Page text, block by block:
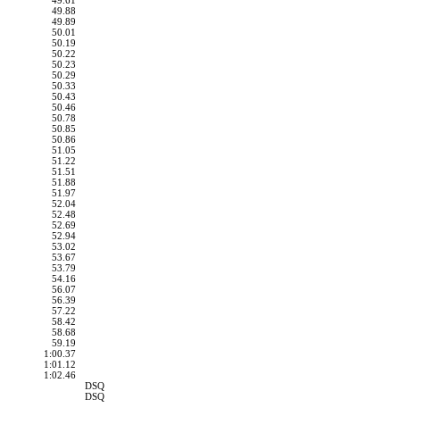
49.88
49.89
50.01
50.19
50.22
50.23
50.29
50.33
50.43
50.46
50.78
50.85
50.86
51.05
51.22
51.51
51.88
51.97
52.04
52.48
52.69
52.94
53.02
53.67
53.79
54.16
56.07
56.39
57.22
58.42
58.68
59.19
1:00.37
1:01.12
1:02.46
DSQ
DSQ